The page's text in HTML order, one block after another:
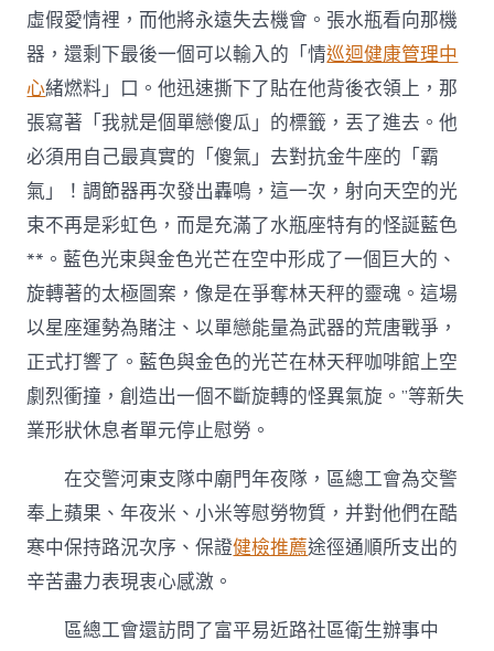
虛假愛情裡，而他將永遠失去機會。張水瓶看向那機
器，還剩下最後一個可以輸入的「情巡迴健康管理中
心緒燃料」口。他迅速撕下了貼在他背後衣領上，那
張寫著「我就是個單戀傻瓜」的標籤，丟了進去。他
必須用自己最真實的「傻氣」去對抗金牛座的「霸
氣」！調節器再次發出轟鳴，這一次，射向天空的光
束不再是彩虹色，而是充滿了水瓶座特有的怪誕藍色
**。藍色光束與金色光芒在空中形成了一個巨大的、
旋轉著的太極圖案，像是在爭奪林天秤的靈魂。這場
以星座運勢為賭注、以單戀能量為武器的荒唐戰爭，
正式打響了。藍色與金色的光芒在林天秤咖啡館上空
劇烈衝撞，創造出一個不斷旋轉的怪異氣旋。”等新失
業形狀休息者單元停止慰勞。
在交警河東支隊中廟門年夜隊，區總工會為交警
奉上蘋果、年夜米、小米等慰勞物質，并對他們在酷
寒中保持路況次序、保證健檢推薦途徑通順所支出的
辛苦盡力表現衷心感激。
區總工會還訪問了富平易近路社區衛生辦事中